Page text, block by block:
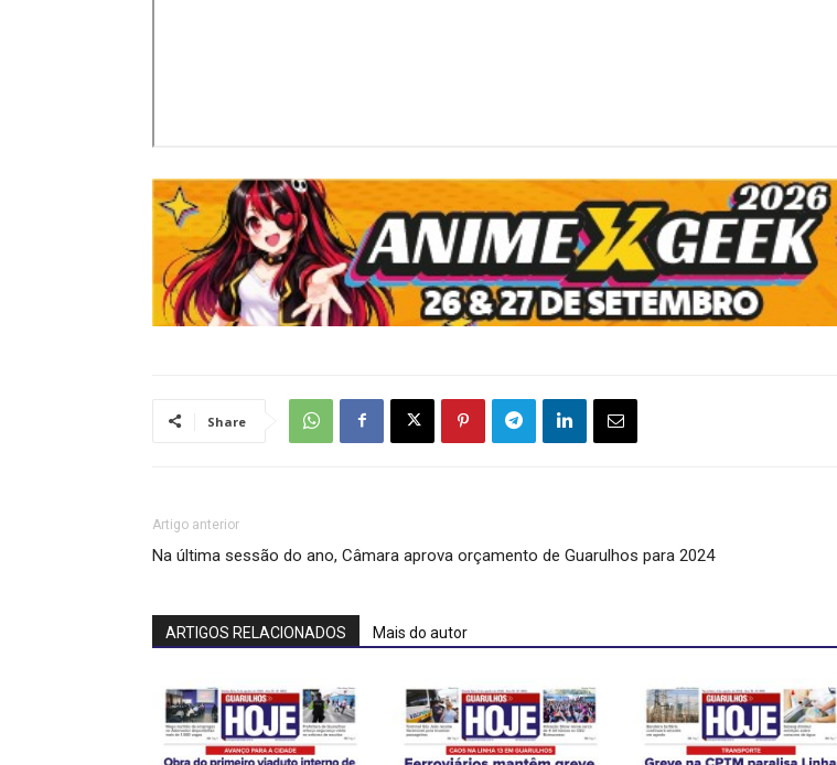
Share
Artigo anterior
Na última sessão do ano, Câmara aprova orçamento de Guarulhos para 2024
ARTIGOS RELACIONADOS Mais do autor